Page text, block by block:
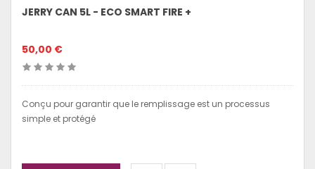
JERRY CAN 5L - ECO SMART FIRE +
50,00 €
Conçu pour garantir que le remplissage est un processus
simple et protégé